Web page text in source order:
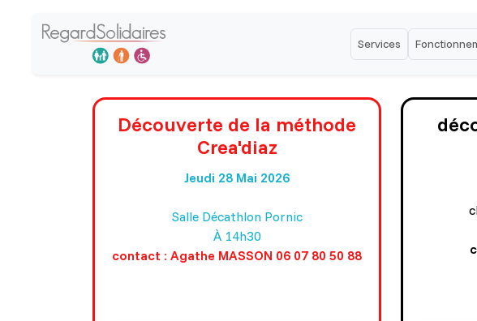
Services
Les
Découverte de la méthode
Crea'diaz
Jeudi 28 Mai 2026
Salle Décathlon Pornic
À 14h30
contact : Agathe MASSON 06 07 80 50 88